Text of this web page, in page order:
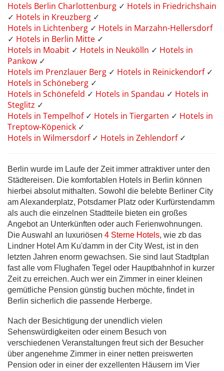
Hotels Berlin Charlottenburg ✓ Hotels in Friedrichshain
✓ Hotels in Kreuzberg ✓
Hotels in Lichtenberg ✓ Hotels in Marzahn-Hellersdorf
✓ Hotels in Berlin Mitte ✓
Hotels in Moabit ✓ Hotels in Neukölln ✓ Hotels in
Pankow ✓
Hotels im Prenzlauer Berg ✓ Hotels in Reinickendorf ✓
Hotels in Schöneberg ✓
Hotels in Schönefeld ✓ Hotels in Spandau ✓ Hotels in
Steglitz ✓
Hotels in Tempelhof ✓ Hotels in Tiergarten ✓ Hotels in
Treptow-Köpenick ✓
Hotels in Wilmersdorf ✓ Hotels in Zehlendorf✓
Berlin wurde im Laufe der Zeit immer attraktiver unter den
Städtereisen. Die komfortablen Hotels in Berlin können
hierbei absolut mithalten. Sowohl die belebte Berliner City
am Alexanderplatz, Potsdamer Platz oder Kurfürstendamm
als auch die einzelnen Stadtteile bieten ein großes
Angebot an Unterkünften oder auch Ferienwohnungen.
Die Auswahl an luxuriösen 4 Sterne Hotels, wie zb das
Lindner Hotel Am Ku'damm in der City West, ist in den
letzten Jahren enorm gewachsen. Sie sind laut Stadtplan
fast alle vom Flughafen Tegel oder Hauptbahnhof in kurzer
Zeit zu erreichen. Auch wer ein Zimmer in einer kleinen
gemütliche Pension günstig buchen möchte, findet in
Berlin sicherlich die passende Herberge.
Nach der Besichtigung der unendlich vielen
Sehenswürdigkeiten oder einem Besuch von
verschiedenen Veranstaltungen freut sich der Besucher
über angenehme Zimmer in einer netten preiswerten
Pension oder in einer der exzellenten Häusern im Vier